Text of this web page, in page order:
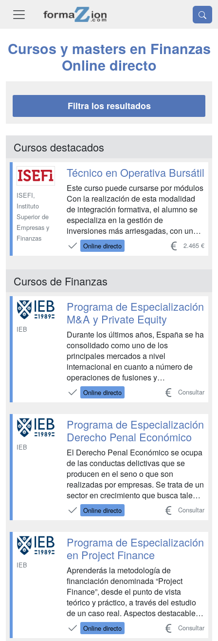
Cursos y masters en Finanzas
Online directo
Filtra los resultados
Cursos destacados
ISEFI,
Instituto
Superior de
Empresas y
Finanzas
Técnico en Operativa Bursátil
Este curso puede cursarse por módulos
Con la realización de esta modalidad
de integración formativa, el alumno se
especializa en la gestión de
inversiones más arriesgadas, con un
perfil de riesgo elevado, aprendiendo a
operar con activos financieros como:
incluso...
Online directo 2.465 €
Cursos de Finanzas
IEB
Programa de Especialización
M&A y Private Equity
Durante los últimos años, España se ha
consolidado como uno de los
principales mercados a nivel
internacional en cuanto a número de
operaciones de fusiones y
adquisiciones, en general, y de capital
riesgo en particular. Este Programa de
visión del sector del capital riesgo y su
operativa así como de los proces...
Online directo Consultar
IEB
Programa de Especialización
Derecho Penal Económico
El Derecho Penal Económico se ocupa
de las conductas delictivas que se
producen en el seno o que son
realizadas por empresas. Se trata de un
sector en crecimiento que busca talento
y una mayor especialización para
atender a la demanda de las
concienciadas de su responsabilidad
penal como personas jurídicas. Este
campo del...
Online directo Consultar
IEB
Programa de Especialización
en Project Finance
Aprenderás la metodología de
financiación denominada “Project
Finance”, desde el punto de vista
teórico y práctico, a través del estudio
de un caso real. Aspectos destacables
del programa: Entendimiento de las
ventajas y riesgos asociadas a esta
Online directo Consultar